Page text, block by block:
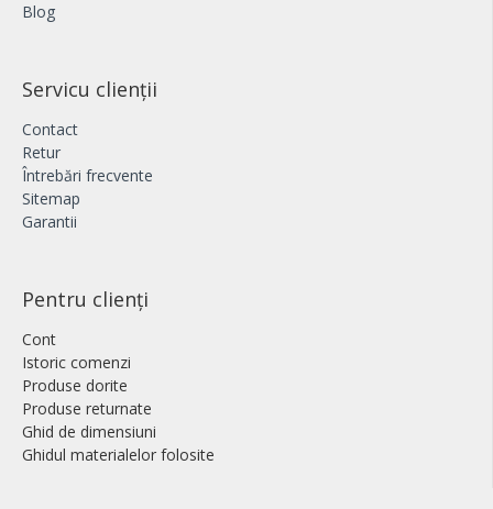
Blog
Servicu clienții
Contact
Retur
Întrebări frecvente
Sitemap
Garantii
Pentru clienți
Cont
Istoric comenzi
Produse dorite
Produse returnate
Ghid de dimensiuni
Ghidul materialelor folosite